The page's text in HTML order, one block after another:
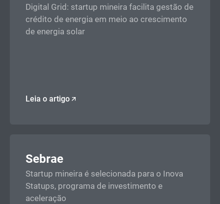
Digital Grid: startup mineira facilita gestão de
crédito de energia em meio ao crescimento
de energia solar
Leia o artigo
Sebrae
Startup mineira é selecionada para o Inova
Statups, programa de investimento e
aceleração